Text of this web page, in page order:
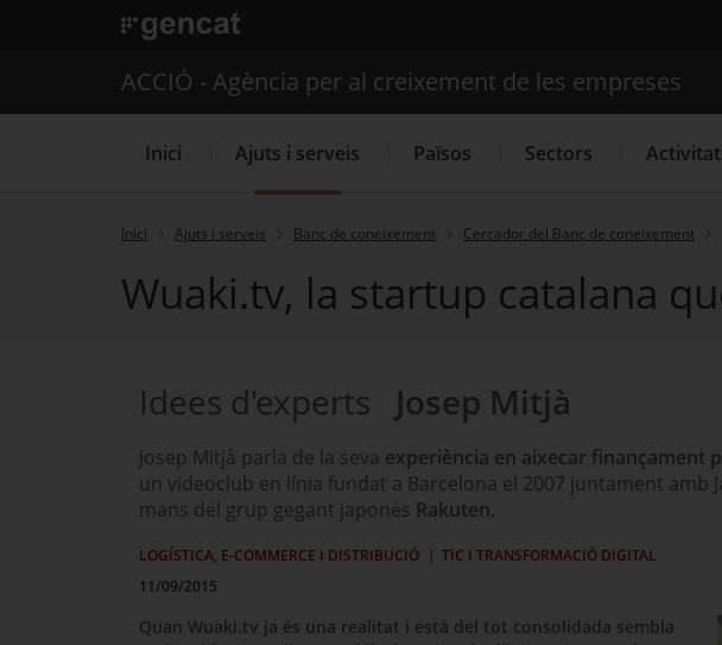
. Obre en una nova finestra.
Serveis d'internacionalització Serveis d'innovació
ACCIÓ - Agència per al creixement de les empreses
Inici Ajuts i serveis Països Sectors
Inici Ajuts i serveis Banc de coneixement Cercador del Banc de coneixement
Wuaki.tv, la startup catalana
Idees d'experts Josep Mitjà
Josep Mitjà parla de la seva experiència en aixecar finançament
un videoclub en línia fundat a Barcelona el 2007 juntament amb
mans del grup gegant japonès Rakuten.
LOGÍSTICA, E-COMMERCE I DISTRIBUCIÓ
TIC I TRANSFORMACIÓ DIGITAL
11/09/2015
Quan Wuaki.tv ja és una realitat i està del tot consolidada sembla